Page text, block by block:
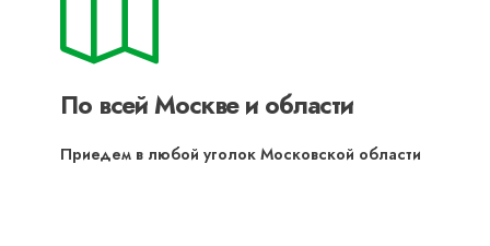
По всей Москве и области
Приедем в любой уголок Московской области